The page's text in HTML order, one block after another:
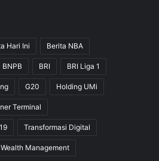
Hari Ini Berita NBA
BNPB BRI BRI Liga 1
G20 Holding UMi
Terminal
Transformasi Digital
Wealth Management